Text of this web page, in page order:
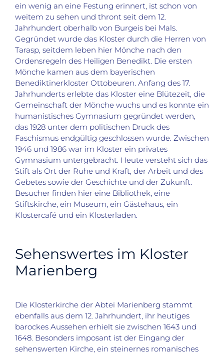
ein wenig an eine Festung erinnert, ist schon von
weitem zu sehen und thront seit dem 12.
Jahrhundert oberhalb von Burgeis bei Mals.
Gegründet wurde das Kloster durch die Herren von
Tarasp, seitdem leben hier Mönche nach den
Ordensregeln des Heiligen Benedikt. Die ersten
Mönche kamen aus dem bayerischen
Benediktinerkloster Ottobeuren. Anfang des 17.
Jahrhunderts erlebte das Kloster eine Blütezeit, die
Gemeinschaft der Mönche wuchs und es konnte ein
humanistisches Gymnasium gegründet werden,
das 1928 unter dem politischen Druck des
Faschismus endgültig geschlossen wurde. Zwischen
1946 und 1986 war im Kloster ein privates
Gymnasium untergebracht. Heute versteht sich das
Stift als Ort der Ruhe und Kraft, der Arbeit und des
Gebetes sowie der Geschichte und der Zukunft.
Besucher finden hier eine Bibliothek, eine
Stiftskirche, ein Museum, ein Gästehaus, ein
Klostercafé und ein Klosterladen.
Sehenswertes im Kloster
Marienberg
Die Klosterkirche der Abtei Marienberg stammt
ebenfalls aus dem 12. Jahrhundert, ihr heutiges
barockes Aussehen erhielt sie zwischen 1643 und
1648. Besonders imposant ist der Eingang der
sehenswerten Kirche, ein steinernes romanisches